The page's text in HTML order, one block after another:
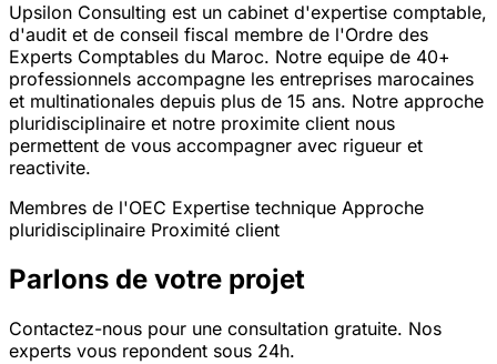
Upsilon Consulting est un cabinet d'expertise comptable,
d'audit et de conseil fiscal membre de l'Ordre des
Experts Comptables du Maroc. Notre equipe de 40+
professionnels accompagne les entreprises marocaines
et multinationales depuis plus de 15 ans. Notre approche
pluridisciplinaire et notre proximite client nous
permettent de vous accompagner avec rigueur et
reactivite.
Membres de l'OEC Expertise technique Approche
pluridisciplinaire Proximité client
Parlons de votre projet
Contactez-nous pour une consultation gratuite. Nos
experts vous repondent sous 24h.